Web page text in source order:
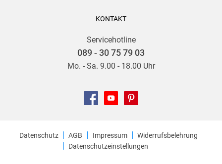
KONTAKT
Servicehotline
089 - 30 75 79 03
Mo. - Sa. 9.00 - 18.00 Uhr
Datenschutz AGB Impressum
Widerrufsbelehrung
Datenschutzeinstellungen